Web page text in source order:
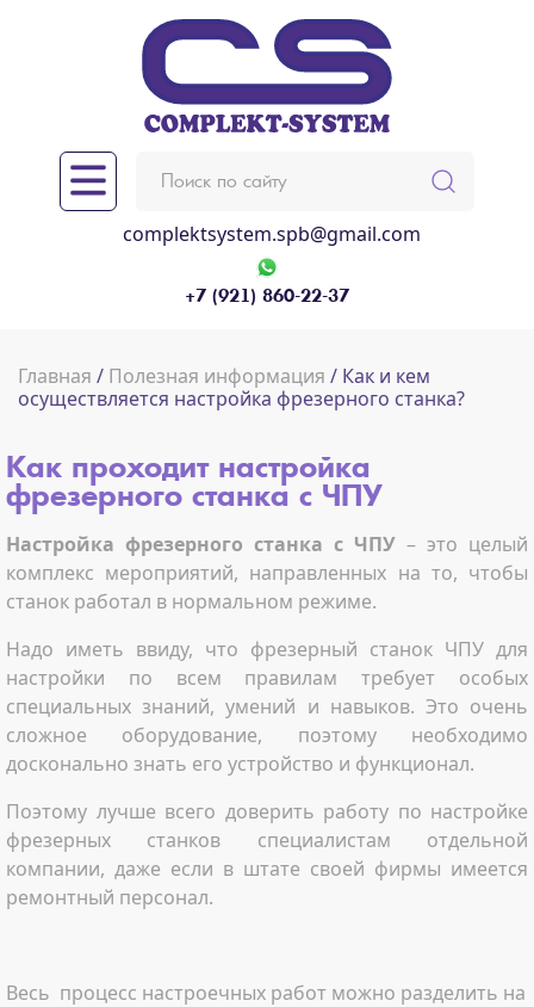
complektsystem.spb@gmail.com
+7 (921) 860-22-37
Главная / Полезная информация / Как и кем
осуществляется настройка фрезерного станка?
Как проходит настройка
фрезерного станка с ЧПУ
Настройка фрезерного станка с ЧПУ – это целый
комплекс мероприятий, направленных на то, чтобы
станок работал в нормальном режиме.
Надо иметь ввиду, что фрезерный станок ЧПУ для
настройки по всем правилам требует особых
специальных знаний, умений и навыков. Это очень
сложное оборудование, поэтому необходимо
досконально знать его устройство и функционал.
Поэтому лучше всего доверить работу по настройке
фрезерных станков специалистам отдельной
компании, даже если в штате своей фирмы имеется
ремонтный персонал.
Весь процесс настроечных работ можно разделить на